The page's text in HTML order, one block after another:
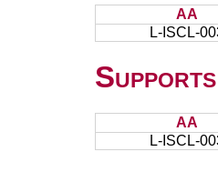
AA
L-ISCL-
AA
L-ISCL-